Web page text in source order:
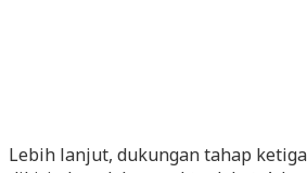
Lebih lanjut, dukungan tahap